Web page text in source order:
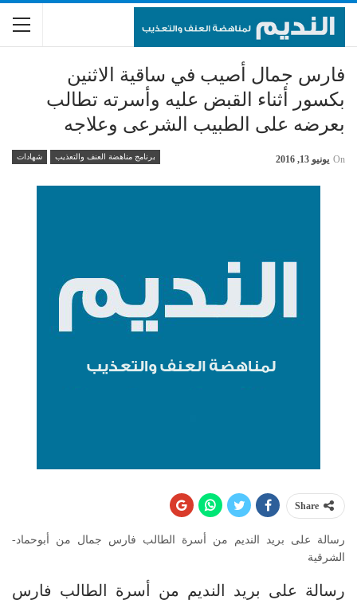
فارس جمال أصيب في ساقية الاثنين
بكسور أثناء القبض عليه وأسرته تطالب
بعرضه على الطبيب الشرعى وعلاجه
برنامج مناهضة العنف والتعذيب شهادات On يونيو 13, 2016
Share
رسالة على بريد النديم من أسرة الطالب فارس جمال من أبوحماد-
الشرقية
رسالة على بريد النديم من أسرة الطالب فارس